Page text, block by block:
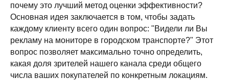
почему это лучший метод оценки эффективности?
Основная идея заключается в том, чтобы задать
каждому клиенту всего один вопрос: "Видели ли Вы
рекламу на мониторе в городском транспорте?" Этот
вопрос позволяет максимально точно определить,
какая доля зрителей нашего канала среди общего
числа ваших покупателей по конкретным локациям.